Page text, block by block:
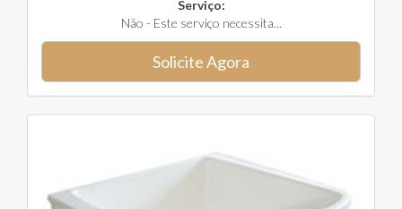
Serviço:
Não - Este serviço necessita...
Solicite Agora